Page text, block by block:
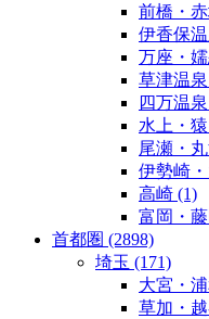
前橋・
伊香保温
万座・
草津温
四万温泉
水上・
尾瀬・
伊勢崎
高崎 (1)
富岡・
首都圏 (2898)
埼玉 (171)
大宮・
草加・